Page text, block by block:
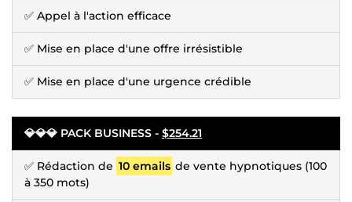
✅ Appel à l'action efficace
✅ Mise en place d'une offre irrésistible
✅ Mise en place d'une urgence crédible
💎💎💎 PACK BUSINESS - $254.21
✅ Rédaction de 10 emails de vente hypnotiques (100
à 350 mots)